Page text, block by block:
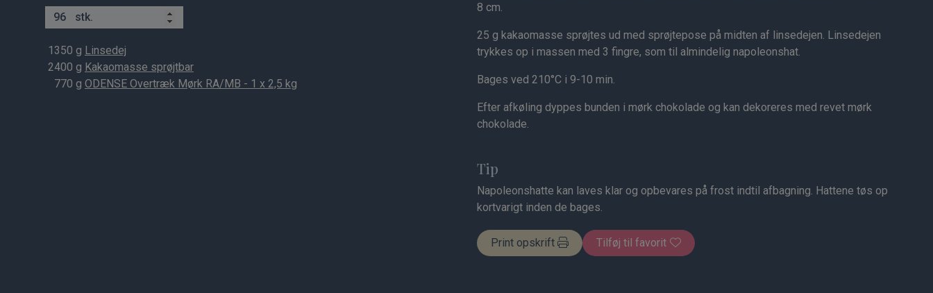
stk.
1350 g Linsedej
2400 g Kakaomasse sprøjtbar
770 g ODENSE Overtræk Mørk RA/MB - 1 x 2,5 kg
8 cm.
25 g kakaomasse sprøjtes ud med sprøjtepose på midten af linsedejen. Linsedejen
trykkes op i massen med 3 fingre, som til almindelig napoleonshat.
Bages ved 210°C i 9-10 min.
Efter afkøling dyppes bunden i mørk chokolade og kan dekoreres med revet mørk
chokolade.
Tip
Napoleonshatte kan laves klar og opbevares på frost indtil afbagning. Hattene tøs op
kortvarigt inden de bages.
Print opskrift Tilføj til favorit